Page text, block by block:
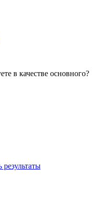
в качестве основного?